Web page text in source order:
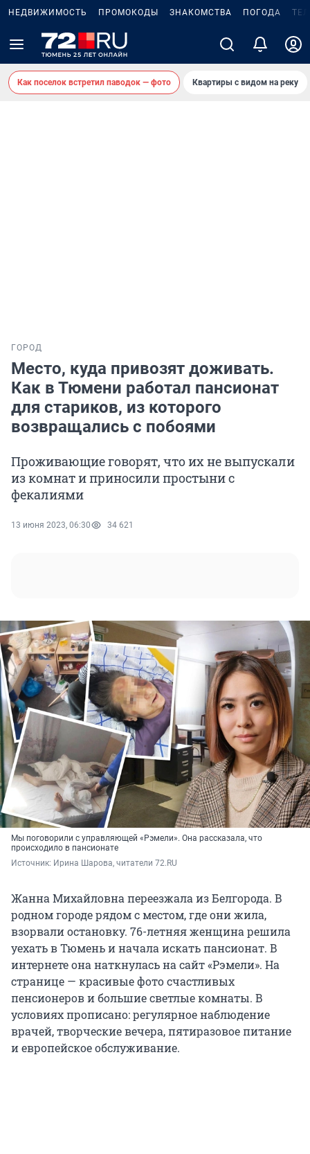
НЕДВИЖИМОСТЬ ПРОМОКОДЫ ЗНАКОМСТВА ПОГОДА
Как поселок встретил паводок — фото Квартиры с видом на реку
ГОРОД
Место, куда привозят доживать.
Как в Тюмени работал пансионат
для стариков, из которого
возвращались с побоями
Проживающие говорят, что их не выпускали
из комнат и приносили простыни с
фекалиями
13 июня 2023, 06:30 34 621
Мы поговорили с управляющей «Рэмели». Она рассказала, что
происходило в пансионате
Источник: Ирина Шарова, читатели 72.RU
Жанна Михайловна переезжала из Белгорода. В
родном городе рядом с местом, где они жила,
взорвали остановку. 76-летняя женщина решила
уехать в Тюмень и начала искать пансионат. В
интернете она наткнулась на сайт «Рэмели». На
странице — красивые фото счастливых
пенсионеров и большие светлые комнаты. В
условиях прописано: регулярное наблюдение
врачей, творческие вечера, пятиразовое питание
и европейское обслуживание.